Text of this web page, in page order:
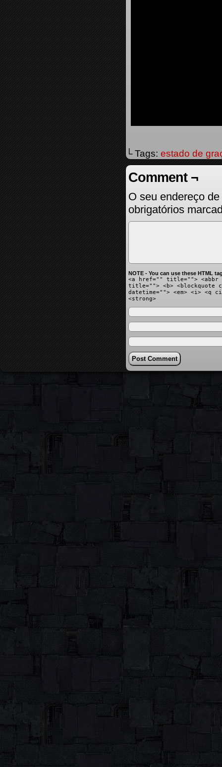
└ Tags: estado de
Comment ¬
O seu endereço
obrigatórios
NOTE - You can use these HTML
<a href="" title=""> <abbr
title=""> <b> <blockquote
datetime=""> <em> <i> <q
<strong>